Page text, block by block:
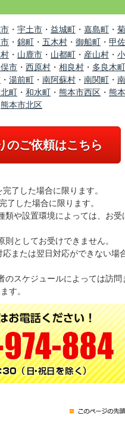
・ 宇土市 ・ 益城町 ・ 嘉島町 ・
・ 錦町 ・ 五木村 ・ 御船町 ・ 甲佐
・ 山鹿市 ・ 山都町 ・ 産山村 ・
市 ・ 西原村 ・ 相良村 ・ 多良木町
・ 湯前町 ・ 南阿蘇村 ・ 南関町 ・
町 ・ 和水町 ・ 熊本市西区 ・ 熊
熊本市北区
のご依頼はこちら
了した場合に限ります。
した場合に限ります。
類や設置環境によっては、お受
としてお受けできません。
または翌日対応ができない場
のスケジュールによっては訪問
す。